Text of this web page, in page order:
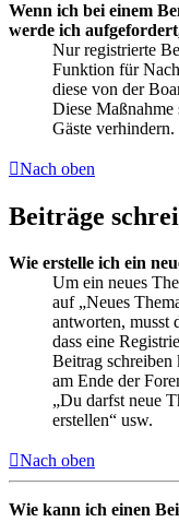
Wenn ich bei einem
werde ich
Nur registrierte
Funktion für
diese von der
Diese Maßnahme
Gäste verhindern.
Nach oben
Beiträge
Wie erstelle ich ein
Um ein neues
auf „Neues
antworten, musst
dass eine
Beitrag
am Ende der
„Du darfst neue
erstellen“ usw.
Nach oben
Wie kann ich einen